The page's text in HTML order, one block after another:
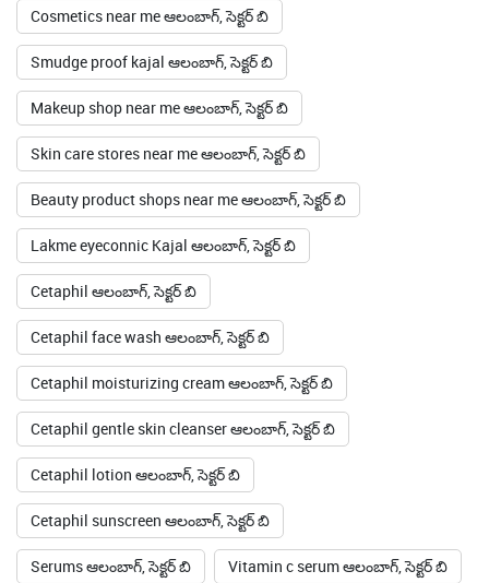
Cosmetics near me ఆలంబాగ్, సెక్టర్ బి
Smudge proof kajal ఆలంబాగ్, సెక్టర్ బి
Makeup shop near me ఆలంబాగ్, సెక్టర్ బి
Skin care stores near me ఆలంబాగ్, సెక్టర్ బి
Beauty product shops near me ఆలంబాగ్, సెక్టర్ బి
Lakme eyeconnic Kajal ఆలంబాగ్, సెక్టర్ బి
Cetaphil ఆలంబాగ్, సెక్టర్ బి
Cetaphil face wash ఆలంబాగ్, సెక్టర్ బి
Cetaphil moisturizing cream ఆలంబాగ్, సెక్టర్ బి
Cetaphil gentle skin cleanser ఆలంబాగ్, సెక్టర్ బి
Cetaphil lotion ఆలంబాగ్, సెక్టర్ బి
Cetaphil sunscreen ఆలంబాగ్, సెక్టర్ బి
Serums ఆలంబాగ్, సెక్టర్ బి Vitamin c serum ఆలంబాగ్, సెక్టర్ బి